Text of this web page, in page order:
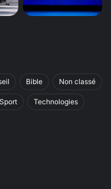
Bible Non classé
Sport Technologies